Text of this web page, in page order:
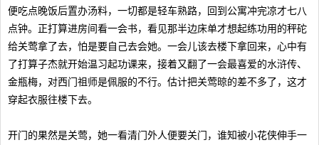
便吃点晚饭后置办汤料，一切都是轻车熟路，回到公寓冲完凉才七八
点钟。正打算进房间看一会书，看见那半边床单才想起练功用的秤砣
给关莺拿了去，怕是要自己去会她。一会儿该去楼下拿回来，心中有
了打算子杰就开始温习起功课来，接着又翻了一会最喜爱的水浒传、
金瓶梅，对西门祖师是佩服的不行。估计把关莺晾的差不多了，这才
穿起衣服往楼下去。
开门的果然是关莺，她一看清门外人便要关门，谁知被小花侠伸手一